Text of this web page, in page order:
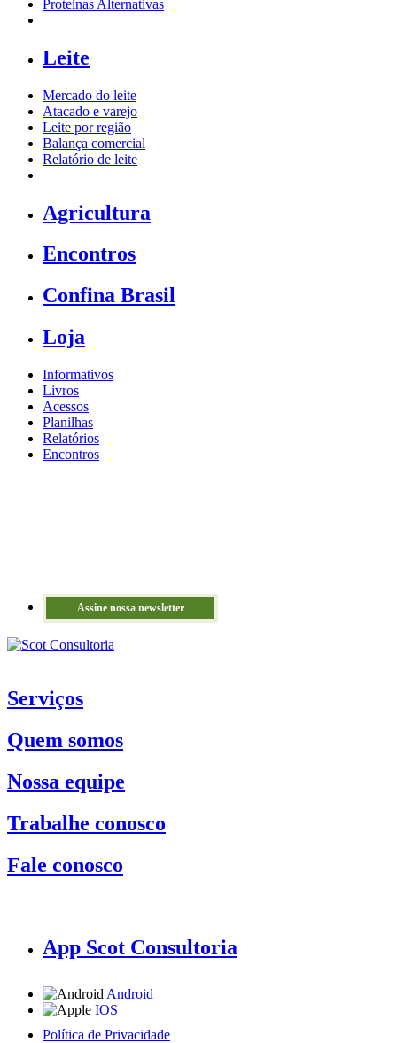
Proteínas Alternativas
Leite
Mercado do leite
Atacado e varejo
Leite por região
Balança comercial
Relatório de leite
Agricultura
Encontros
Confina Brasil
Loja
Informativos
Livros
Acessos
Planilhas
Relatórios
Encontros
Assine nossa newsletter
Serviços
Quem somos
Nossa equipe
Trabalhe conosco
Fale conosco
App Scot Consultoria
Android
IOS
Política de Privacidade